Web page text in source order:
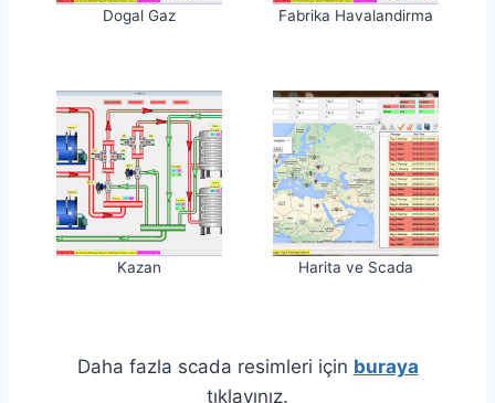
Dogal Gaz Fabrika Havalandirma
Kazan Harita ve Scada
Daha fazla scada resimleri için buraya
tıklayınız.